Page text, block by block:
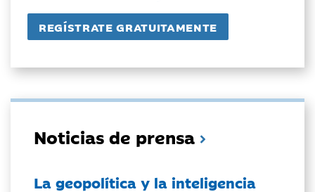
Noticias de prensa
La geopolítica y la inteligencia